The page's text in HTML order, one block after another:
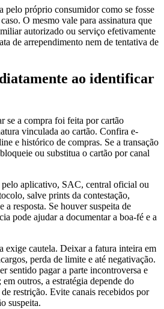
pelo próprio consumidor como se fosse
O mesmo vale para assinatura que
autorizado ou serviço efetivamente
de arrependimento nem de tentativa de
ao identificar
se a compra foi feita por cartão
vinculada ao cartão. Confira e-
e histórico de compras. Se a transação
ou substitua o cartão por canal
pelo aplicativo, SAC, central oficial ou
salve prints da contestação,
a resposta. Se houver suspeita de
pode ajudar a documentar a boa-fé e a
exige cautela. Deixar a fatura inteira em
perda de limite e até negativação.
sentido pagar a parte incontroversa e
outros, a estratégia depende do
restrição. Evite canais recebidos por
suspeita.